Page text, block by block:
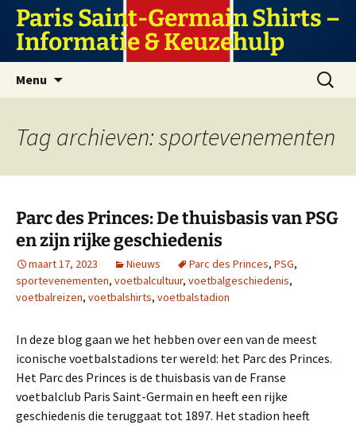
naar
inhoud
Paris Saint-Germain Shirts –
Informatie & Keuzehulp
Menu
Zoeken
naar:
Tag archieven: sportevenementen
Parc des Princes: De thuisbasis van PSG
en zijn rijke geschiedenis
maart 17, 2023 Nieuws Parc des Princes, PSG,
sportevenementen, voetbalcultuur, voetbalgeschiedenis,
voetbalreizen, voetbalshirts, voetbalstadion
In deze blog gaan we het hebben over een van de meest
iconische voetbalstadions ter wereld: het Parc des Princes.
Het Parc des Princes is de thuisbasis van de Franse
voetbalclub Paris Saint-Germain en heeft een rijke
geschiedenis die teruggaat tot 1897. Het stadion heeft